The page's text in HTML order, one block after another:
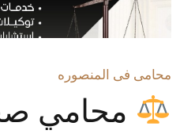
محامى فى المنصوره
محامي